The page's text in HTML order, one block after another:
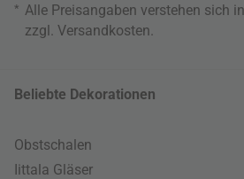
* Alle Preisangaben verstehen sich
zzgl. Versandkosten
Beliebte Dekorationen
Obstschalen
Iittala Gläser